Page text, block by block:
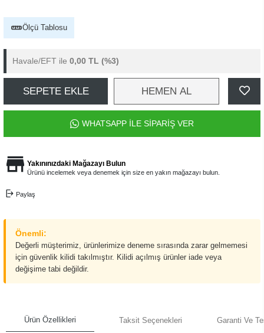
Ölçü Tablosu
Havale/EFT ile 0,00 TL (%3)
SEPETE EKLE HEMEN AL
WHATSAPP İLE SİPARİŞ VER
Yakınınızdaki Mağazayı Bulun
Ürünü incelemek veya denemek için size en yakın mağazayı bulun.
Paylaş
Önemli:
Değerli müşterimiz, ürünlerimize deneme sırasında zarar gelmemesi
için güvenlik kilidi takılmıştır. Kilidi açılmış ürünler iade veya
değişime tabi değildir.
Ürün Özellikleri Taksit Seçenekleri Garanti Ve